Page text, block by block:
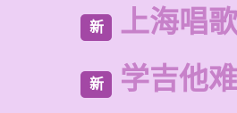
新 上海唱
新 学吉他